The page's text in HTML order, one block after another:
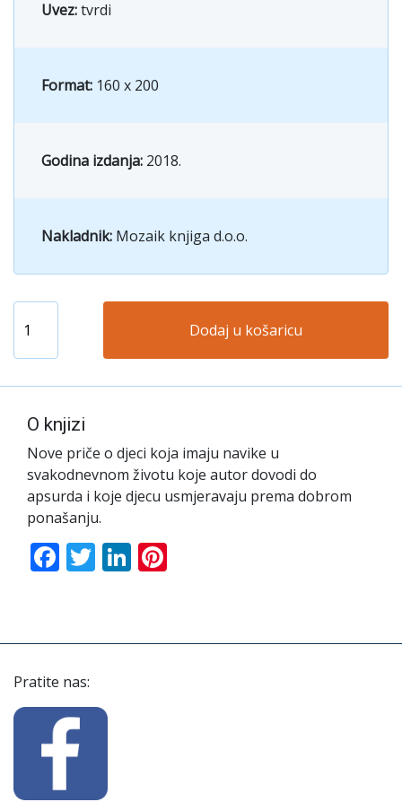
Uvez:tvrdi
Format: 160 x 200
Godina izdanja: 2018.
Nakladnik: Mozaik knjiga d.o.o.
Dodaj u košaricu
O knjizi
Nove priče o djeci koja imaju navike u
svakodnevnom životu koje autor dovodi do
apsurda i koje djecu usmjeravaju prema dobrom
ponašanju.
Facebook
TwitterLinkedIn
Pratite nas: